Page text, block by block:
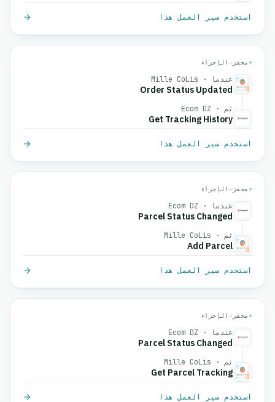
استخدم سير العمل هذا
⚡ محفز →الإجراء
عندما · Mille CoLis
Order Status Updated
ثم · Ecom DZ
Get Tracking History
استخدم سير العمل هذا
⚡ محفز →الإجراء
عندما · Ecom DZ
Parcel Status Changed
ثم · Mille CoLis
Add Parcel
استخدم سير العمل هذا
⚡ محفز →الإجراء
عندما · Ecom DZ
Parcel Status Changed
ثم · Mille CoLis
Get Parcel Tracking
استخدم سير العمل هذا